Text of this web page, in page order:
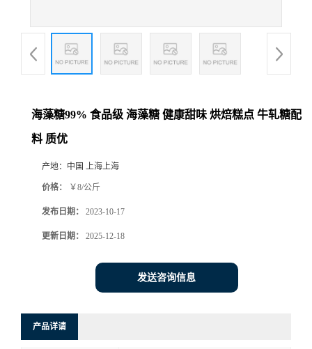
海藻糖99% 食品级 海藻糖 健康甜味 烘焙糕点 牛轧糖配
料 质优
产地： 中国 上海上海
价格： ￥8/公斤
发布日期： 2023-10-17
更新日期： 2025-12-18
发送咨询信息
产品详请